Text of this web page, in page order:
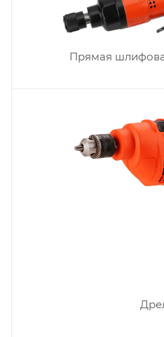
Прямая